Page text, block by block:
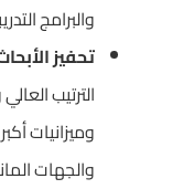
والبرامج
تحفيز
الترتيب
وميزانيات
والجهات